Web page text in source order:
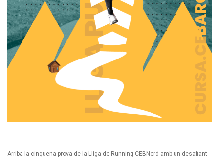
Arriba la cinquena prova de la Lliga de Running CEBNord amb un desafiant